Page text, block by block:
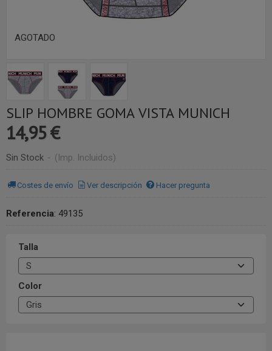
AGOTADO
SLIP HOMBRE GOMA VISTA MUNICH
14,95 €
Sin Stock - (Imp. Incluidos)
Costes de envío Ver descripción Hacer pregunta
Referencia: 49135
Talla
Color